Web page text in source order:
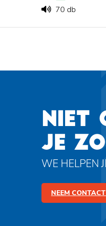
70 db
NIET
JE
WE HELPEN
NEEM